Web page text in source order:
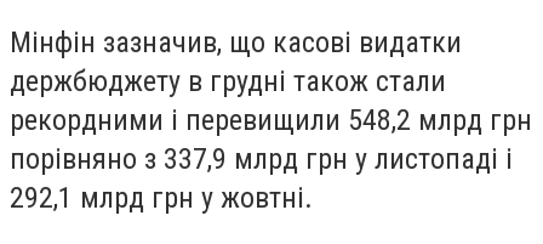
Мінфін зазначив, що касові видатки
держбюджету в грудні також стали
рекордними і перевищили 548,2 млрд грн
порівняно з 337,9 млрд грн у листопаді і
292,1 млрд грн у жовтні.